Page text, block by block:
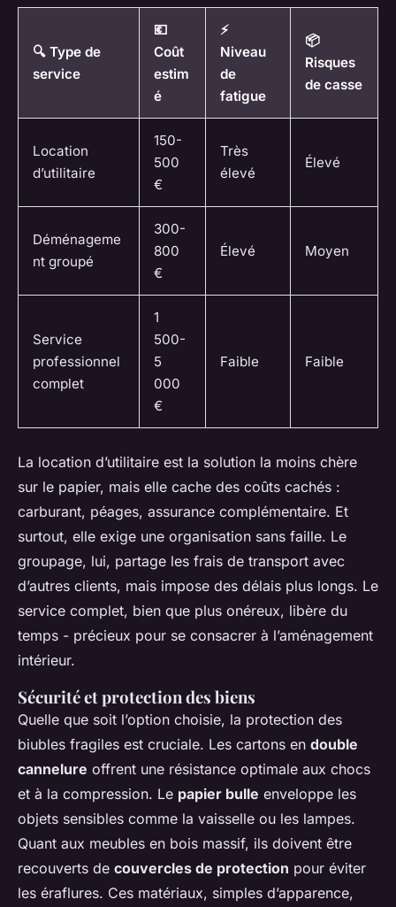
🔍 Type de
service
💶
Coût
estim
é
⚡
Niveau
de
fatigue
📦
Risques
de casse
Location
d’utilitaire
150-
500
€
Très
élevé
Élevé
Déménageme
nt groupé
300-
800
€
Élevé Moyen
Service
professionnel
complet
1
500-
5
000
€
Faible Faible
La location d’utilitaire est la solution la moins chère
sur le papier, mais elle cache des coûts cachés :
carburant, péages, assurance complémentaire. Et
surtout, elle exige une organisation sans faille. Le
groupage, lui, partage les frais de transport avec
d’autres clients, mais impose des délais plus longs. Le
service complet, bien que plus onéreux, libère du
temps - précieux pour se consacrer à l’aménagement
intérieur.
Sécurité et protection des biens
Quelle que soit l’option choisie, la protection des
biubles fragiles est cruciale. Les cartons en double
cannelure offrent une résistance optimale aux chocs
et à la compression. Le papier bulle enveloppe les
objets sensibles comme la vaisselle ou les lampes.
Quant aux meubles en bois massif, ils doivent être
recouverts de couvercles de protection pour éviter
les éraflures. Ces matériaux, simples d’apparence,